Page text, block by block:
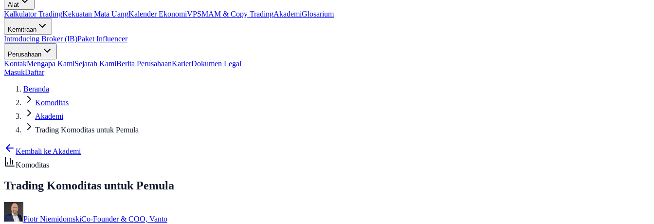
Alat
Kalkulator TradingKekuatan Mata UangKalender EkonomiVPSMAM & Copy TradingAkademiGlosarium
Kemitraan
Introducing Broker (IB)Paket Influencer
Perusahaan
KontakMengapa KamiSejarah KamiBerita PerusahaanKarierDokumen Legal
MasukDaftar
Beranda
Komoditas
Akademi
Trading Komoditas untuk Pemula
Kembali ke Akademi
Komoditas
Trading Komoditas untuk Pemula
Piotr NiemidomskiCo-Founder & COO, Vanto